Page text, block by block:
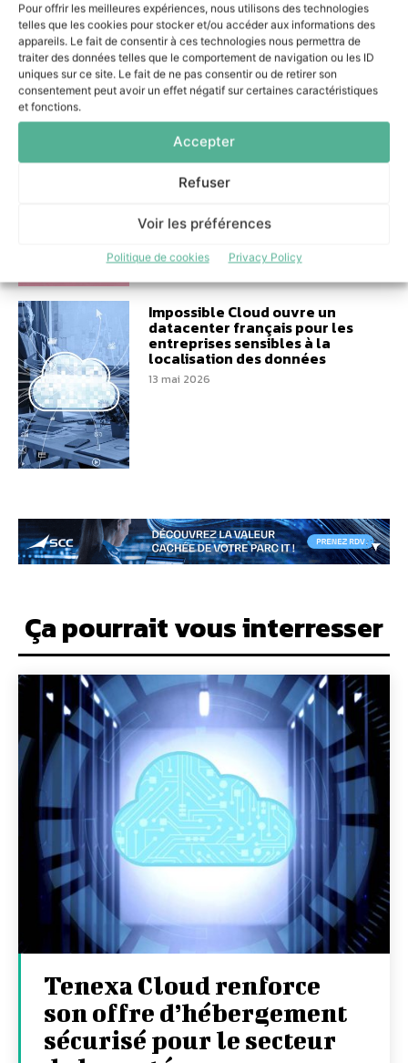
Pour offrir les meilleures expériences, nous utilisons des technologies
telles que les cookies pour stocker et/ou accéder aux informations des
appareils. Le fait de consentir à ces technologies nous permettra de
traiter des données telles que le comportement de navigation ou les ID
uniques sur ce site. Le fait de ne pas consentir ou de retirer son
consentement peut avoir un effet négatif sur certaines caractéristiques
et fonctions.
Accepter
Refuser
Voir les préférences
Politique de cookies Privacy Policy
10 juin 2026
Performance logistique :
Colibri s’engage aux côtés de
Bretagne Supply Chain
8 juin 2026
Impossible Cloud ouvre un
datacenter français pour les
entreprises sensibles à la
localisation des données
13 mai 2026
Ça pourrait vous interresser
Tenexa Cloud renforce
son offre d’hébergement
sécurisé pour le secteur